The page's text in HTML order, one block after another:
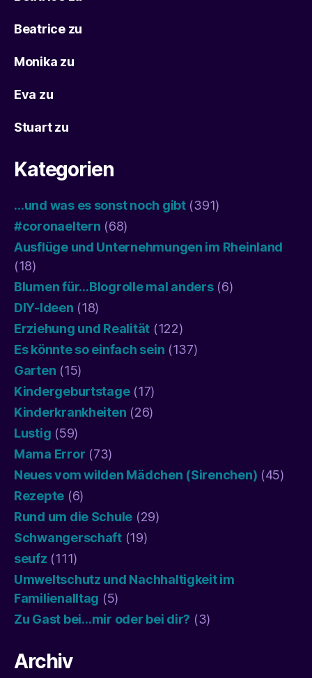
Beatricezu
Monika zu
Eva zu
Stuartzu
Kategorien
…und was es sonst noch gibt(391)
#coronaeltern (68)
Ausflüge und Unternehmungen im Rheinland
(18)
Blumen für…Blogrolle mal anders(6)
DIY-Ideen (18)
Erziehung und Realität (122)
Es könnte so einfach sein (137)
Garten (15)
Kindergeburtstage(17)
Kinderkrankheiten (26)
Lustig (59)
Mama Error (73)
Neues vom wilden Mädchen (Sirenchen) (45)
Rezepte (6)
Rund um die Schule (29)
Schwangerschaft(19)
seufz (111)
Umweltschutz und Nachhaltigkeit im
Familienalltag (5)
Zu Gast bei…mir oder bei dir? (3)
Archiv